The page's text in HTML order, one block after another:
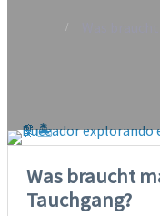
Was braucht
Tauchgang?